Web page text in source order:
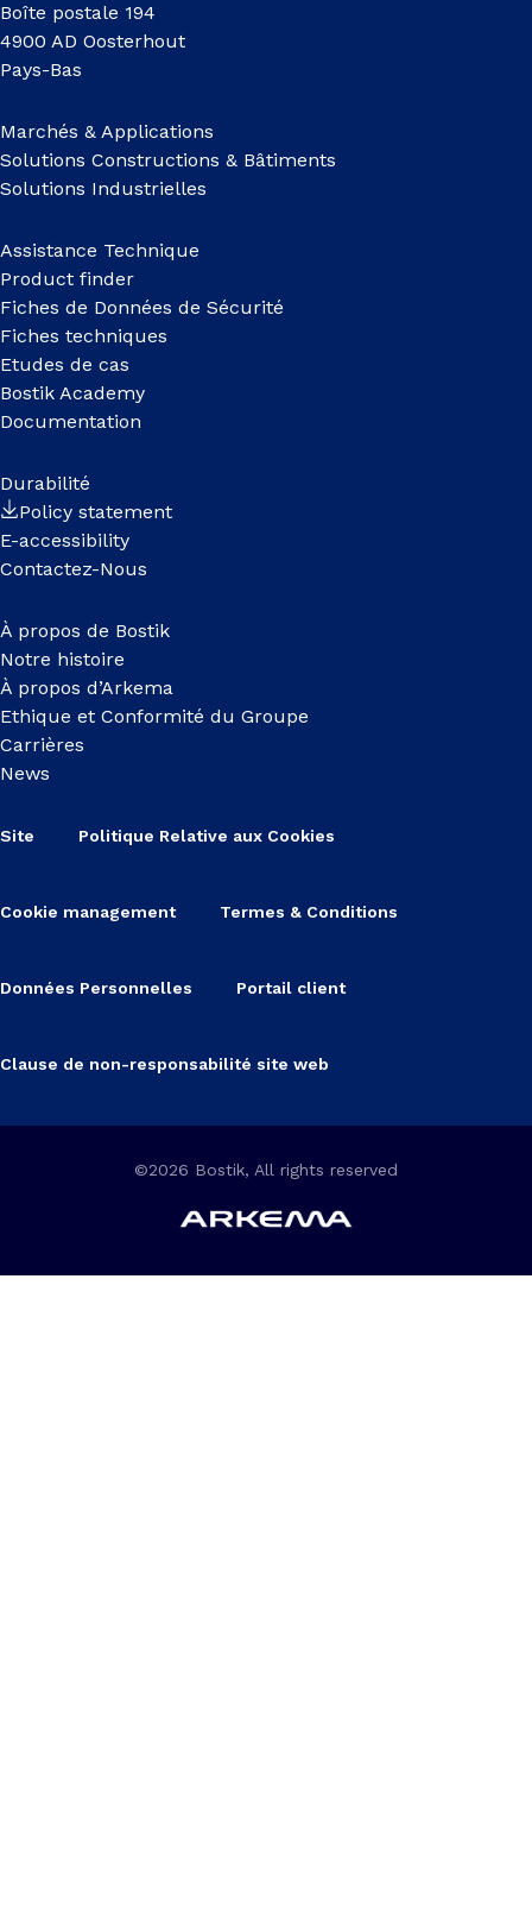
Boîte postale 194
4900 AD Oosterhout
Pays-Bas
Marchés & Applications
Solutions Constructions & Bâtiments
Solutions Industrielles
Assistance Technique
Product finder
Fiches de Données de Sécurité
Fiches techniques
Etudes de cas
Bostik Academy
Documentation
Durabilité
Policy statement
E-accessibility
Contactez-Nous
À propos de Bostik
Notre histoire
À propos d’Arkema
Ethique et Conformité du Groupe
Carrières
News
Site Politique Relative aux Cookies
Cookie management Termes & Conditions
Données Personnelles Portail client
Clause de non-responsabilité site web
©2026 Bostik, All rights reserved